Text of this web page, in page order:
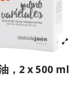
，2 x 500 ml